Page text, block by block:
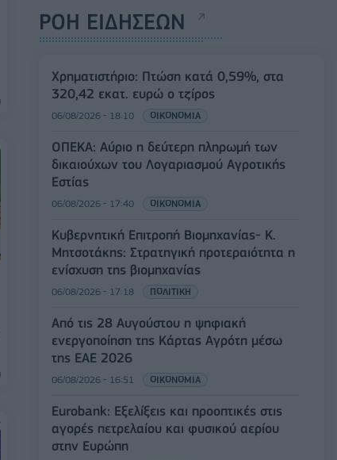
ΡΟΗ ΕΙΔΗΣΕΩΝ
Χρηματιστήριο: Πτώση κατά 0,59%, στα
320,42 εκατ. ευρώ ο τζίρος
06/08/2026 - 18:10 ΟΙΚΟΝΟΜΙΑ
ΟΠΕΚΑ: Αύριο η δεύτερη πληρωμή των
δικαιούχων του Λογαριασμού Αγροτικής
Εστίας
06/08/2026 - 17:40 ΟΙΚΟΝΟΜΙΑ
Κυβερνητική Επιτροπή Βιομηχανίας- Κ.
Μητσοτάκης: Στρατηγική προτεραιότητα η
ενίσχυση της βιομηχανίας
06/08/2026 - 17:18 ΠΟΛΙΤΙΚΗ
Από τις 28 Αυγούστου η ψηφιακή
ενεργοποίηση της Κάρτας Αγρότη μέσω
της ΕΑΕ 2026
06/08/2026 - 16:51 ΟΙΚΟΝΟΜΙΑ
Eurobank: Εξελίξεις και προοπτικές στις
αγορές πετρελαίου και φυσικού αερίου
στην Ευρώπη